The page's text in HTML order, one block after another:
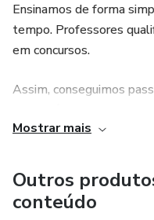
Ensinamos de forma
tempo. Professores
em concursos.
Assim, conseguimos
persistência e qualidade
A dedicação é muito
Mostrar mais
Outros
conteúdo